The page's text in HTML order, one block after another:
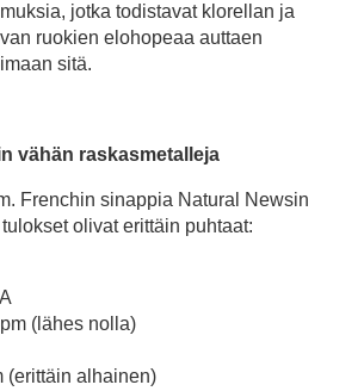
jotka todistavat klorellan ja
ruokien elohopeaa auttaen
sitä.
vähän raskasmetalleja
Frenchin sinappia Natural Newsin
olivat erittäin puhtaat:
(lähes nolla)
(erittäin alhainen)